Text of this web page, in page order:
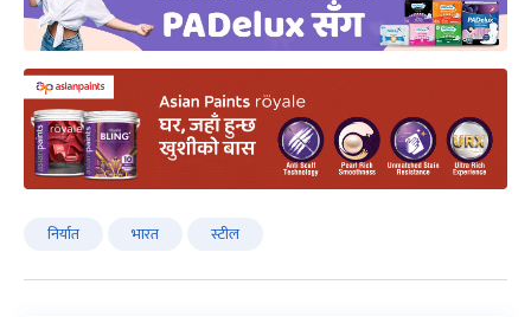
निर्यात भारत स्टील